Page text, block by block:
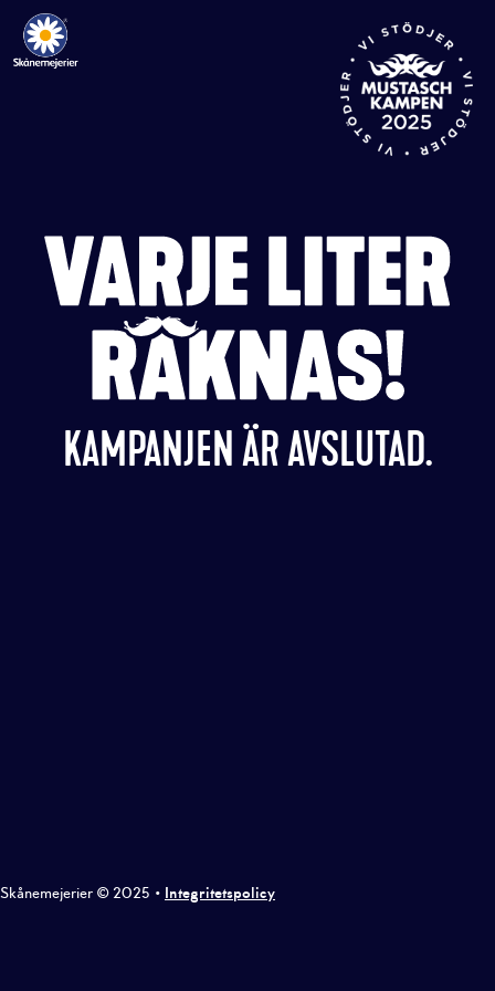
content
VARJE LITER RÄKNAS!
KAMPANJEN ÄR AVSLUTAD.
Skånemejerier © 2025 • Integritetspolicy